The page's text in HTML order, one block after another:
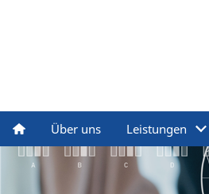
Über uns Leistungen